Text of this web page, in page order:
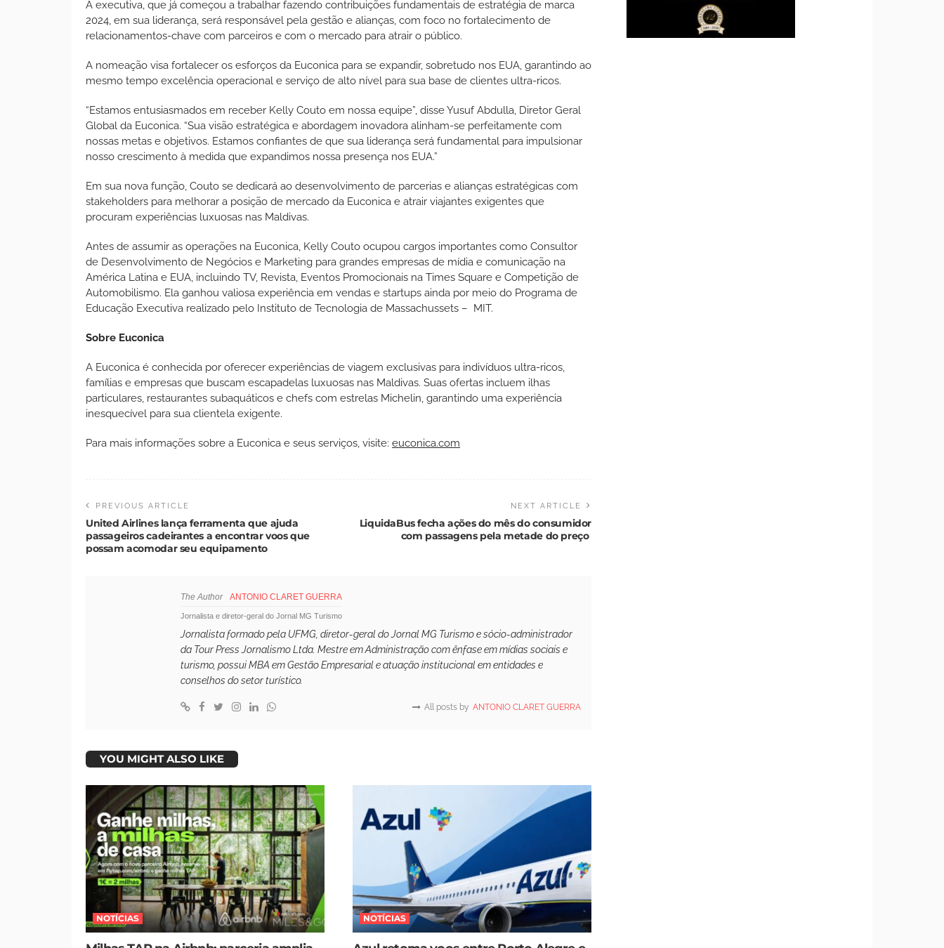
A executiva, que já começou a trabalhar fazendo contribuições fundamentais de estratégia de marca
2024, em sua liderança, será responsável pela gestão e alianças, com foco no fortalecimento de
relacionamentos-chave com parceiros e com o mercado para atrair o público.
A nomeação visa fortalecer os esforços da Euconica para se expandir, sobretudo nos EUA, garantindo ao
mesmo tempo excelência operacional e serviço de alto nível para sua base de clientes ultra-ricos.
“Estamos entusiasmados em receber Kelly Couto em nossa equipe”, disse Yusuf Abdulla, Diretor Geral
Global da Euconica. “Sua visão estratégica e abordagem inovadora alinham-se perfeitamente com
nossas metas e objetivos. Estamos confiantes de que sua liderança será fundamental para impulsionar
nosso crescimento à medida que expandimos nossa presença nos EUA.”
Em sua nova função, Couto se dedicará ao desenvolvimento de parcerias e alianças estratégicas com
stakeholders para melhorar a posição de mercado da Euconica e atrair viajantes exigentes que
procuram experiências luxuosas nas Maldivas.
Antes de assumir as operações na Euconica, Kelly Couto ocupou cargos importantes como Consultor
de Desenvolvimento de Negócios e Marketing para grandes empresas de mídia e comunicação na
América Latina e EUA, incluindo TV, Revista, Eventos Promocionais na Times Square e Competição de
Automobilismo. Ela ganhou valiosa experiência em vendas e startups ainda por meio do Programa de
Educação Executiva realizado pelo Instituto de Tecnologia de Massachussets – MIT.
Sobre Euconica
A Euconica é conhecida por oferecer experiências de viagem exclusivas para indivíduos ultra-ricos,
famílias e empresas que buscam escapadelas luxuosas nas Maldivas. Suas ofertas incluem ilhas
particulares, restaurantes subaquáticos e chefs com estrelas Michelin, garantindo uma experiência
inesquecível para sua clientela exigente.
Para mais informações sobre a Euconica e seus serviços, visite: euconica.com
PREVIOUS ARTICLE
United Airlines lança ferramenta que ajuda
passageiros cadeirantes a encontrar voos que
possam acomodar seu equipamento
NEXT ARTICLE
LiquidaBus fecha ações do mês do consumidor
com passagens pela metade do preço
The Author ANTONIO CLARET GUERRA
Jornalista e diretor-geral do Jornal MG Turismo
Jornalista formado pela UFMG, diretor-geral do Jornal MG Turismo e sócio-administrador
da Tour Press Jornalismo Ltda. Mestre em Administração com ênfase em mídias sociais e
turismo, possui MBA em Gestão Empresarial e atuação institucional em entidades e
conselhos do setor turístico.
All posts by ANTONIO CLARET GUERRA
YOU MIGHT ALSO LIKE
NOTÍCIAS NOTÍCIAS